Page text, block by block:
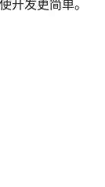
开发更简单。